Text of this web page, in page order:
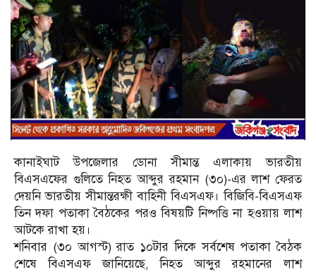
কানাইঘাট উপজেলার ডোনা সীমান্ত এলাকায় ভারতীয়
বিএসএফের গুলিতে নিহত আব্দুর রহমান (৩০)-এর লাশ ফেরত
দেয়নি ভারতীয় সীমান্তরক্ষী বাহিনী বিএসএফ। বিজিবি-বিএসএফ
তিন দফা পতাকা বৈঠকের পরও বিষয়টি নিষ্পত্তি না হওয়ায় লাশ
আটকে রাখা হয়।
শনিবার (৩০ আগস্ট) রাত ১০টার দিকে সর্বশেষ পতাকা বৈঠক
শেষে বিএসএফ জানিয়েছে, নিহত আব্দুর রহমানের লাশ